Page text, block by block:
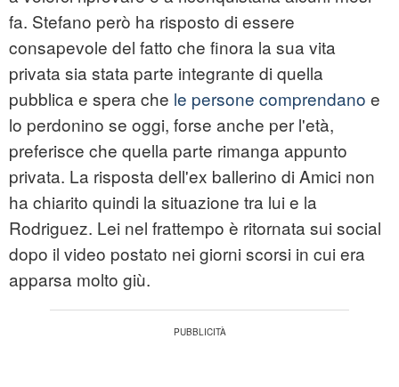
fa. Stefano però ha risposto di essere
consapevole del fatto che finora la sua vita
privata sia stata parte integrante di quella
pubblica e spera che le persone comprendano e
lo perdonino se oggi, forse anche per l'età,
preferisce che quella parte rimanga appunto
privata. La risposta dell'ex ballerino di Amici non
ha chiarito quindi la situazione tra lui e la
Rodriguez. Lei nel frattempo è ritornata sui social
dopo il video postato nei giorni scorsi in cui era
apparsa molto giù.